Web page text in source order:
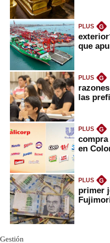
PLUS G
que
PLUS G
las
PLUS G
compra
en
PLUS G
primer
Gestión